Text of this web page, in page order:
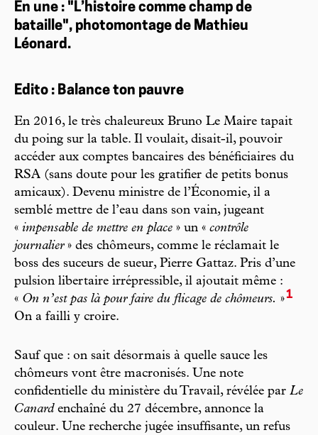
En une : "L’histoire comme champ de
bataille", photomontage de Mathieu
Léonard.
Edito : Balance ton pauvre
En 2016, le très chaleureux Bruno Le Maire tapait
du poing sur la table. Il voulait, disait-il, pouvoir
accéder aux comptes bancaires des bénéficiaires du
RSA (sans doute pour les gratifier de petits bonus
amicaux). Devenu ministre de l’Économie, il a
semblé mettre de l’eau dans son vain, jugeant
« impensable de mettre en place » un « contrôle
journalier» des chômeurs, comme le réclamait le
boss des suceurs de sueur, Pierre Gattaz. Pris d’une
pulsion libertaire irrépressible, il ajoutait même :
« On n’est pas là pour faire du flicage de chômeurs. »1
On a failli y croire.
Sauf que : on sait désormais à quelle sauce les
chômeurs vont être macronisés. Une note
confidentielle du ministère du Travail, révélée par Le
Canard enchaîné du 27 décembre, annonce la
couleur. Une recherche jugée insuffisante, un refus